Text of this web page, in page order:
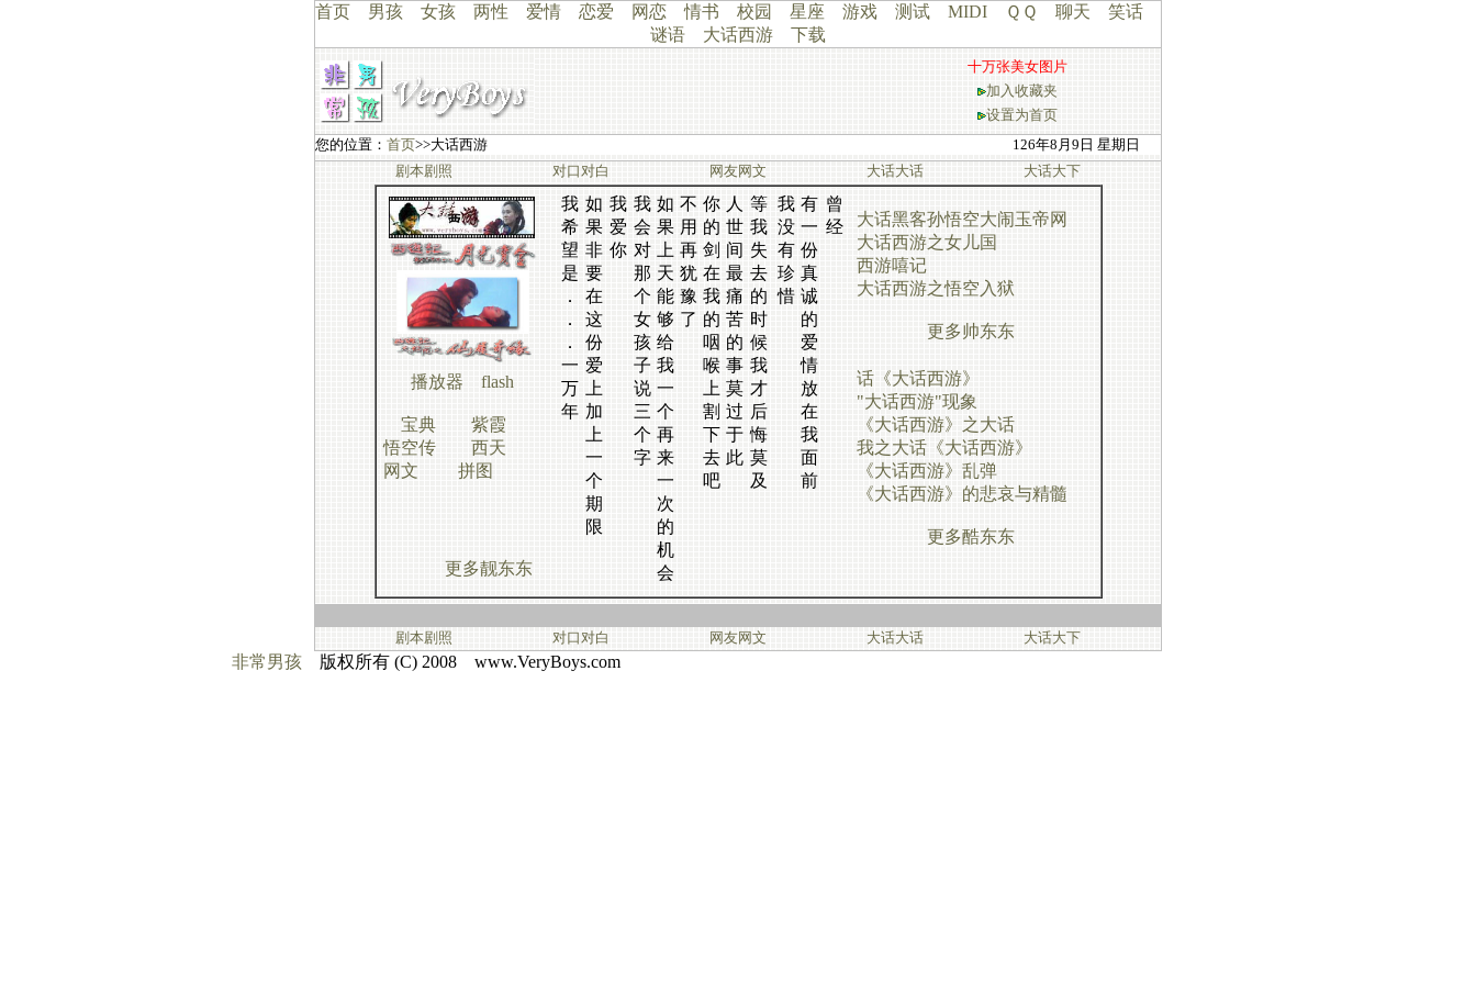
首页 男孩 女孩 两性 爱情 恋爱 网恋 情书 校园 星座 游戏 测试 MIDI ＱＱ 聊天
笑话
谜语
大话西游 下载
十万张美女图片
加入收藏夹
设置为首页
您的位置： 首页>>大话西游
126年8月9日 星期日
剧本剧照
对口对白 网友网文 大话大话 大话大下
播放器 flash
宝典
紫霞
悟空传
西天
网文
拼图
更多靓东东
我
希
望
是
．
．
．
一
万
年
如
果
非
要
在
这
份
爱
上
加
上
一
个
期
限
我
爱
你
我
会
对
那
个
女
孩
子
说
三
个
字
如
果
上
天
能
够
给
我
一
个
再
来
一
次
的
机
会
不
用
再
犹
豫
了
你
的
剑
在
我
的
咽
喉
上
割
下
去
吧
人
世
间
最
痛
苦
的
事
莫
过
于
此
等
我
失
去
的
时
候
我
才
后
悔
莫
及
我
没
有
珍
惜
有
一
份
真
诚
的
爱
情
放
在
我
面
前
曾
经
大话黑客孙悟空大闹玉帝网
大话西游之女儿国
西游嘻记
大话西游之悟空入狱
更多帅东东
话《大话西游》
"大话西游"现象
《大话西游》之大话
我之大话《大话西游》
《大话西游》乱弹
《大话西游》的悲哀与精髓
更多酷东东
剧本剧照 对口对白 网友网文 大话大话 大话大下
非常男孩 版权所有 (C) 2008 www.VeryBoys.com